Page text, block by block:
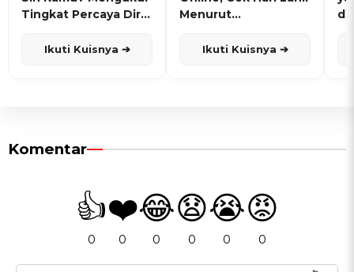
Tingkat Percaya Diri
Ikuti Kuisnya ➔
Menurut
Ikuti Kuisnya ➔
Komentar
👍
0
❤️
0
😂
0
😧
0
😭
0
😡
0